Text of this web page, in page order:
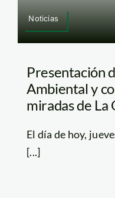
Noticias
Presentación
Ambiental y
miradas de La
El día de hoy,
[...]